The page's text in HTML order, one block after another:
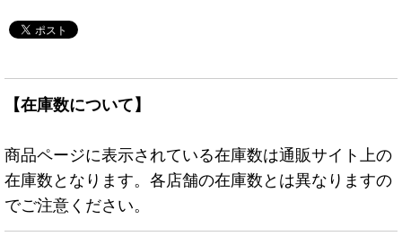
【在庫数について】
商品ページに表示されている在庫数は通販サイト上の
在庫数となります。各店舗の在庫数とは異なりますの
でご注意ください。